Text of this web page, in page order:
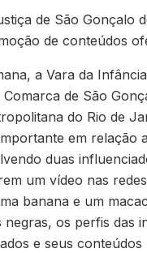
de São Gonçalo
de conteúdos
a Vara da
de São
do Rio de
em relação
duas
um vídeo nas
banana e um
negras, os perfis das
e seus